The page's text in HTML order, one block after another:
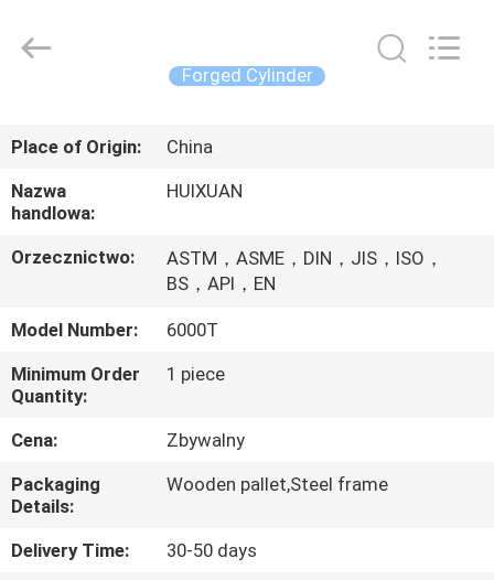
PRODUKTY
FILMY
O
NAS
WYCIECZKA
PO
FABRYCE
ENERGY
EQUIPMENT
Forged Cylinder
Place of Origin:
China
Nazwa
handlowa:
HUIXUAN
Orzecznictwo:
ASTM，ASME，DIN，JIS，ISO，
BS，API，EN
Model Number:
6000T
Minimum Order
Quantity:
1 piece
Cena:
Zbywalny
Packaging
Details:
Wooden pallet,Steel frame
Delivery Time:
30-50 days